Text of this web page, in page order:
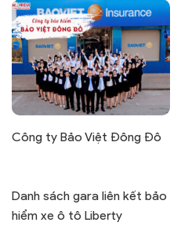
Công ty Bảo Việt Đông Đô
Danh sách gara liên kết bảo
hiểm xe ô tô Liberty